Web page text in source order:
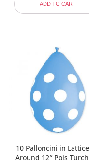
ADD TO CART
10 Palloncini in
Around 12″ Pois